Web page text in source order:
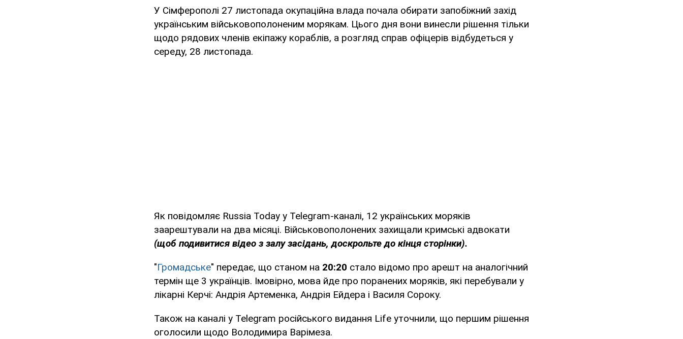
У Сімферополі 27 листопада окупаційна влада почала обирати запобіжний захід
українським військовополоненим морякам. Цього дня вони винесли рішення тільки
щодо рядових членів екіпажу кораблів, а розгляд справ офіцерів відбудеться у
середу, 28 листопада.
Як повідомляє Russia Today у Telegram-каналі, 12 українських моряків
заарештували на два місяці. Військовополонених захищали кримські адвокати
(щоб подивитися відео з залу засідань, доскрольте до кінця сторінки).
"Громадське" передає, що станом на 20:20 стало відомо про арешт на аналогічний
термін ще 3 українців. Імовірно, мова йде про поранених моряків, які перебували у
лікарні Керчі: Андрія Артеменка, Андрія Ейдера і Василя Сороку.
Також на каналі у Telegram російського видання Life уточнили, що першим рішення
оголосили щодо Володимира Варімеза.